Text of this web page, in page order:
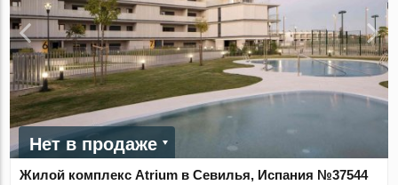
Нет в продаже
Жилой комплекс Atrium в Севилья, Испания №37544